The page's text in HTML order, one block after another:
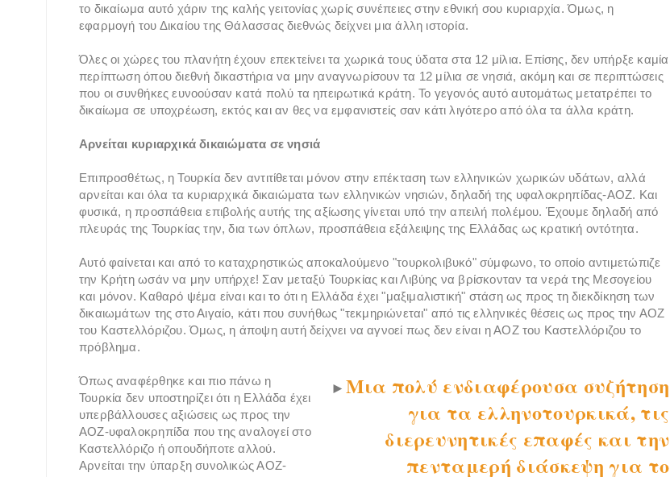
το δικαίωμα αυτό χάριν της καλής γειτονίας χωρίς συνέπειες στην εθνική σου κυριαρχία. Όμως, η
εφαρμογή του Δικαίου της Θάλασσας διεθνώς δείχνει μια άλλη ιστορία.
Όλες οι χώρες του πλανήτη έχουν επεκτείνει τα χωρικά τους ύδατα στα 12 μίλια. Επίσης, δεν υπήρξε καμία
περίπτωση όπου διεθνή δικαστήρια να μην αναγνωρίσουν τα 12 μίλια σε νησιά, ακόμη και σε περιπτώσεις
που οι συνθήκες ευνοούσαν κατά πολύ τα ηπειρωτικά κράτη. Το γεγονός αυτό αυτομάτως μετατρέπει το
δικαίωμα σε υποχρέωση, εκτός και αν θες να εμφανιστείς σαν κάτι λιγότερο από όλα τα άλλα κράτη.
Αρνείται κυριαρχικά δικαιώματα σε νησιά
Επιπροσθέτως, η Τουρκία δεν αντιτίθεται μόνον στην επέκταση των ελληνικών χωρικών υδάτων, αλλά
αρνείται και όλα τα κυριαρχικά δικαιώματα των ελληνικών νησιών, δηλαδή της υφαλοκρηπίδας-ΑΟΖ. Και
φυσικά, η προσπάθεια επιβολής αυτής της αξίωσης γίνεται υπό την απειλή πολέμου. Έχουμε δηλαδή από
πλευράς της Τουρκίας την, δια των όπλων, προσπάθεια εξάλειψης της Ελλάδας ως κρατική οντότητα.
Αυτό φαίνεται και από το καταχρηστικώς αποκαλούμενο "τουρκολιβυκό" σύμφωνο, το οποίο αντιμετώπιζε
την Κρήτη ωσάν να μην υπήρχε! Σαν μεταξύ Τουρκίας και Λιβύης να βρίσκονταν τα νερά της Μεσογείου
και μόνον. Καθαρό ψέμα είναι και το ότι η Ελλάδα έχει "μαξιμαλιστική" στάση ως προς τη διεκδίκηση των
δικαιωμάτων της στο Αιγαίο, κάτι που συνήθως "τεκμηριώνεται" από τις ελληνικές θέσεις ως προς την ΑΟΖ
του Καστελλόριζου. Όμως, η άποψη αυτή δείχνει να αγνοεί πως δεν είναι η ΑΟΖ του Καστελλόριζου το
πρόβλημα.
►Μια πολύ ενδιαφέρουσα συζήτηση
για τα ελληνοτουρκικά, τις
διερευνητικές επαφές και την
πενταμερή διάσκεψη για το
Όπως αναφέρθηκε και πιο πάνω η
Τουρκία δεν υποστηρίζει ότι η Ελλάδα έχει
υπερβάλλουσες αξιώσεις ως προς την
ΑΟΖ-υφαλοκρηπίδα που της αναλογεί στο
Καστελλόριζο ή οπουδήποτε αλλού.
Αρνείται την ύπαρξη συνολικώς ΑΟΖ-